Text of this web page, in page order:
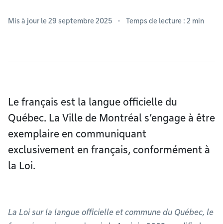
Mis à jour le 29 septembre 2025 Temps de lecture : 2 min
Le français est la langue officielle du
Québec. La Ville de Montréal s’engage à être
exemplaire en communiquant
exclusivement en français, conformément à
la Loi.
La Loi sur la langue officielle et commune du Québec, le